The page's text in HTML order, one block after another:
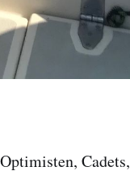
Cadets,